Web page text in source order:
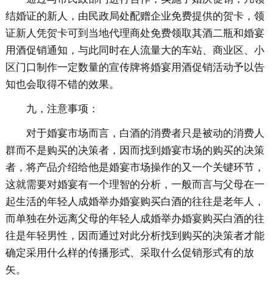
结婚证的新人，由民政局处配赠企业免费提供的贺卡，领
证新人凭贺卡可到当地代理商处免费领取其酒二瓶和婚宴
用酒促销通知，与此同时在人流量大的车站、商业区、小
区门口制作一定数量的宣传牌将婚宴用酒促销活动予以告
知也会取得不错的效果。
九，注意事项：
对于婚宴市场而言，白酒的消费者只是被动的消费人
群而不是购买的决策者，因而找到婚宴市场的购买的决策
者，将产品介绍给他是婚宴市场操作的又一个关键环节，
这就需要对婚宴有一个理智的分析，一般而言与父母在一
起生活的年轻人成婚举办婚宴购买白酒的往往是老年人，
而单独在外远离父母的年轻人成婚举办婚宴购买白酒的往
往是年轻男性，因而通过对此分析找到购买的决策者才能
确定采用什么样的传播形式、采取什么促销形式有的放
矢。